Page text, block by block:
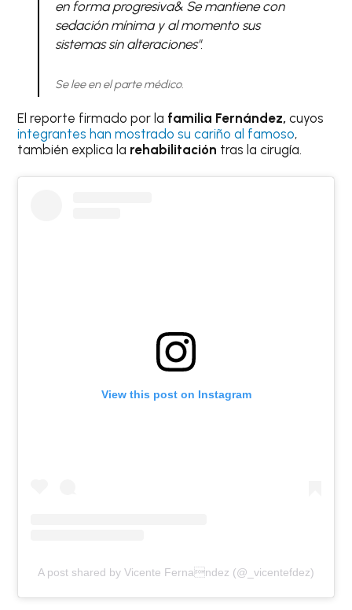
en forma progresiva& Se mantiene con
sedación mínima y al momento sus
sistemas sin alteraciones".
Se lee en el parte médico.
El reporte firmado por la familia Fernández, cuyos
integrantes han mostrado su cariño al famoso,
también explica la rehabilitación tras la cirugía.
View this post on Instagram
A post shared by Vicente Fernandez (@_vicentefdez)